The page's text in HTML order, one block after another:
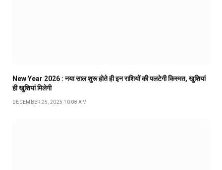
New Year 2026 : नया साल शुरू होते ही इन राशियों की पलटेगी किस्मत, खुशियां
ही खुशियां मिलेगी
DECEMBER 25, 2025 10:08 AM